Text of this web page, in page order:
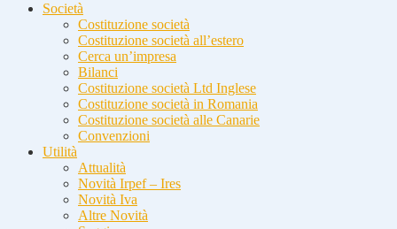
Società
Costituzione società
Costituzione società all’estero
Cerca un’impresa
Bilanci
Costituzione società Ltd Inglese
Costituzione società in Romania
Costituzione società alle Canarie
Convenzioni
Utilità
Attualità
Novità Irpef – Ires
Novità Iva
Altre Novità